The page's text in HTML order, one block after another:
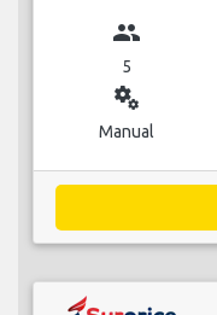
group
5
miscellaneous_services
Manual